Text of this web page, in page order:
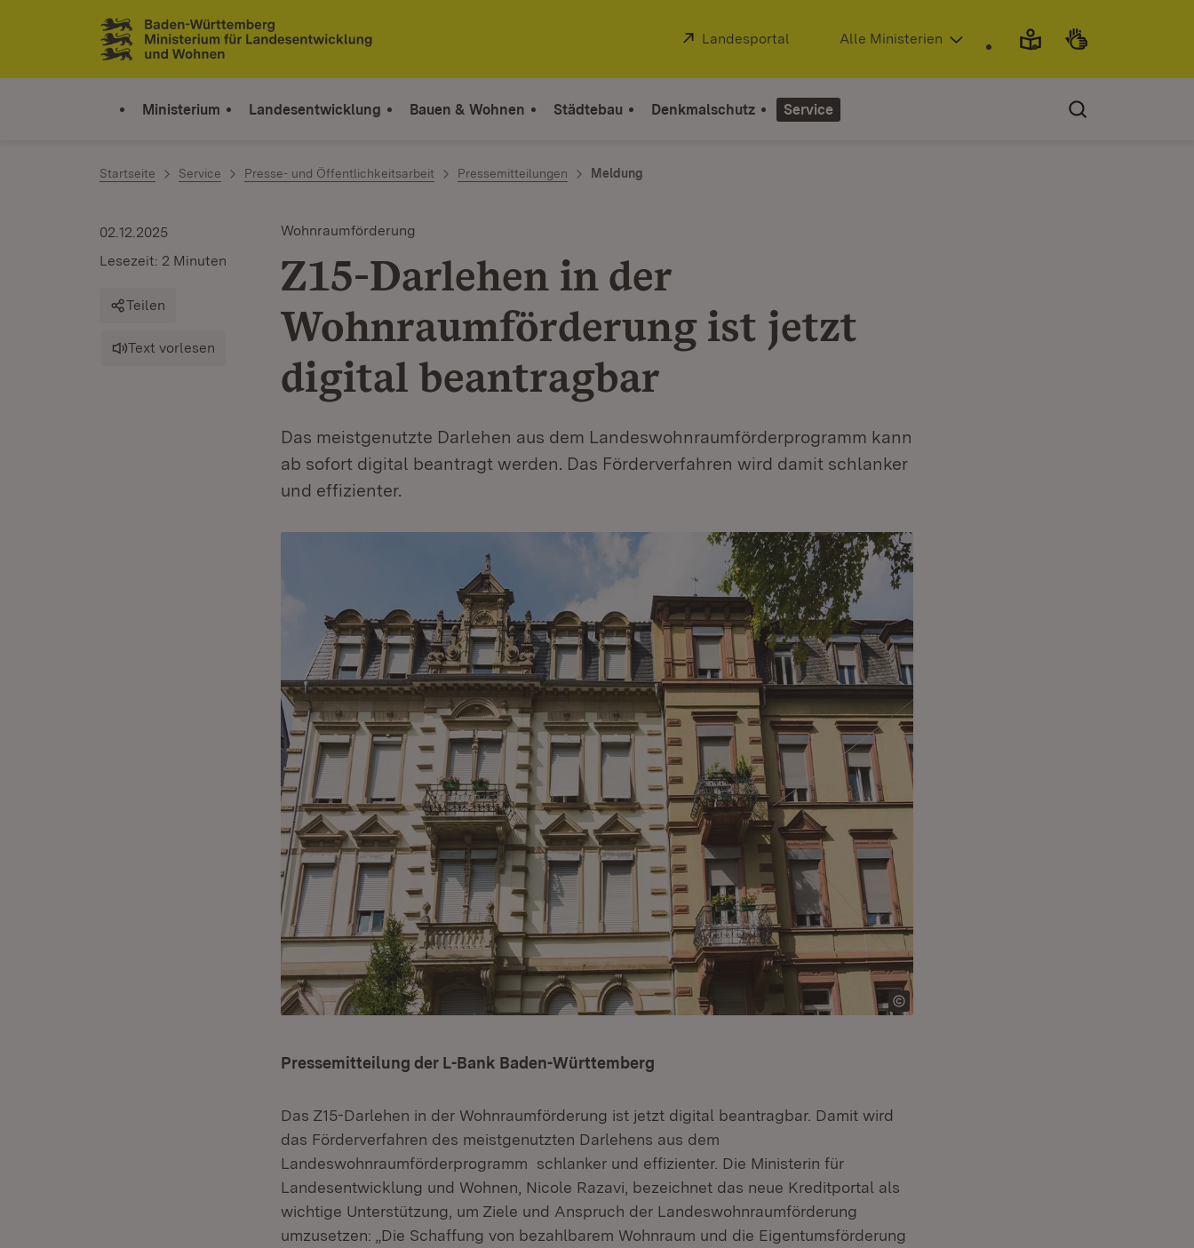
Zum Inhalt springen
Link zur Startseite
Extern:
Landesportal (Öffnet in neuem Fenster)
Alle Ministerien
Ministerium Landesentwicklung Bauen & Wohnen Städtebau Denkmalschutz Service
Startseite Service Presse- und Öffentlichkeitsarbeit Pressemitteilungen Meldung
Wohnraumförderung
Z15-Darlehen in der
Wohnraumförderung ist jetzt
digital beantragbar
Das meistgenutzte Darlehen aus dem Landeswohnraumförderprogramm kann
ab sofort digital beantragt werden. Das Förderverfahren wird damit schlanker
und effizienter.
02.12.2025
Lesezeit: 2 Minuten
Teilen
Text vorlesen
Pressemitteilung der L-Bank Baden-Württemberg
Das Z15-Darlehen in der Wohnraumförderung ist jetzt digital beantragbar. Damit wird
das Förderverfahren des meistgenutzten Darlehens aus dem
Landeswohnraumförderprogramm schlanker und effizienter. Die Ministerin für
Landesentwicklung und Wohnen, Nicole Razavi, bezeichnet das neue Kreditportal als
wichtige Unterstützung, um Ziele und Anspruch der Landeswohnraumförderung
umzusetzen: „Die Schaffung von bezahlbarem Wohnraum und die Eigentumsförderung